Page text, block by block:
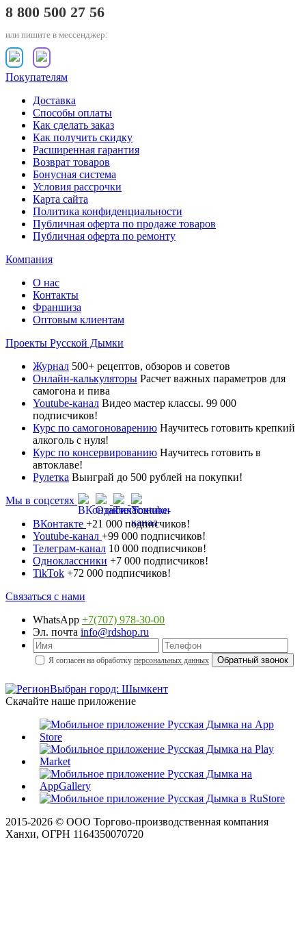
8 800 500 27 56
или пишите в мессенджер:
Покупателям
Доставка
Способы оплаты
Как сделать заказ
Как получить скидку
Расширенная гарантия
Возврат товаров
Бонусная система
Условия рассрочки
Карта сайта
Политика конфиденциальности
Публичная оферта по продаже товаров
Публичная оферта по ремонту
Компания
О нас
Контакты
Франшиза
Оптовым клиентам
Проекты Русской Дымки
Журнал 500+ рецептов, обзоров и советов
Онлайн-калькуляторы Расчет важных параметров для
самогона и пива
Youtube-канал Видео мастер классы. 99 000
подписчиков!
Курс по самогоноварению Научитесь готовить крепкий
алкоголь с нуля!
Курс по консервированию Научитесь готовить в
автоклаве!
Рулетка Выиграй до 500 рублей на покупки!
Мы в соцсетях
ВКонтакте +21 000 подписчиков!
Youtube-канал +99 000 подписчиков!
Телеграм-канал 10 000 подписчиков!
Одноклассники +7 000 подписчиков!
TikTok +72 000 подписчиков!
Связаться с нами
WhatsApp +7(707) 978-30-00
Эл. почта info@rdshop.ru
Я согласен на обработку персональных данных
Выбран город: Шымкент
Скачайте наше приложение
2015-2026 © ООО Торгово-производственная компания
Ханхи, ОГРН 1164350070720